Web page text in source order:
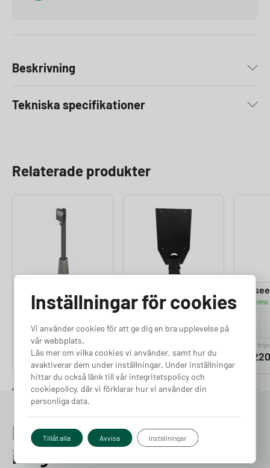
Beskrivning
Tekniska specifikationer
Relaterade produkter
Premium
Finns i lager
Pris från
5 690kr
Stolpfäste
846kr
Pris från
3
Prata med en expert redan
idag
Inställningar för cookies
Vi använder cookies för att ge dig en bra upplevelse på
vår webbplats.
Läs mer om vilka cookies vi använder, samt hur du
avaktiverar dem under inställningar. Under inställningar
hittar du också länk till vår integritetspolicy och
cookiepolicy, där vi förklarar hur vi använder din
personliga data.
Tillåt alla Avvisa Inställningar